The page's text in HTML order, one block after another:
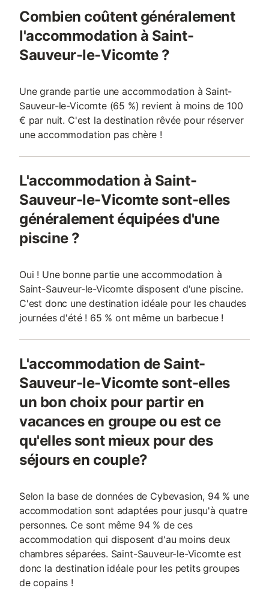
Combien coûtent généralement
l'accommodation à Saint-
Sauveur-le-Vicomte ?
Une grande partie une accommodation à Saint-
Sauveur-le-Vicomte (65 %) revient à moins de 100
€ par nuit. C'est la destination rêvée pour réserver
une accommodation pas chère !
L'accommodation à Saint-
Sauveur-le-Vicomte sont-elles
généralement équipées d'une
piscine ?
Oui ! Une bonne partie une accommodation à
Saint-Sauveur-le-Vicomte disposent d'une piscine.
C'est donc une destination idéale pour les chaudes
journées d'été ! 65 % ont même un barbecue !
L'accommodation de Saint-
Sauveur-le-Vicomte sont-elles
un bon choix pour partir en
vacances en groupe ou est ce
qu'elles sont mieux pour des
séjours en couple?
Selon la base de données de Cybevasion, 94 % une
accommodation sont adaptées pour jusqu'à quatre
personnes. Ce sont même 94 % de ces
accommodation qui disposent d'au moins deux
chambres séparées. Saint-Sauveur-le-Vicomte est
donc la destination idéale pour les petits groupes
de copains !